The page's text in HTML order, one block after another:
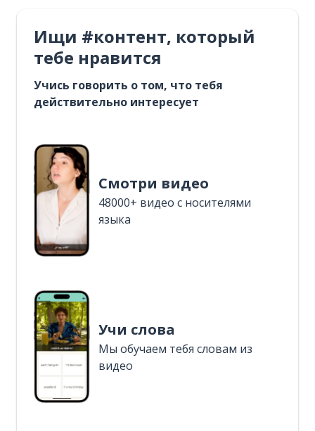
Ищи #контент, который
тебе нравится
Учись говорить о том, что тебя
действительно интересует
Смотри видео
48000+ видео с носителями
языка
Учи слова
Мы обучаем тебя словам из
видео